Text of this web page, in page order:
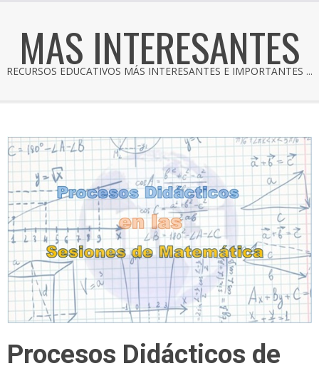
MAS INTERESANTES
RECURSOS EDUCATIVOS MÁS INTERESANTES E IMPORTANTES ...
Procesos Didácticos de